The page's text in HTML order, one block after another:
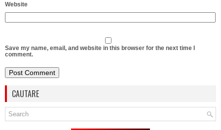
Website
Save my name, email, and website in this browser for the next time I
comment.
CAUTARE